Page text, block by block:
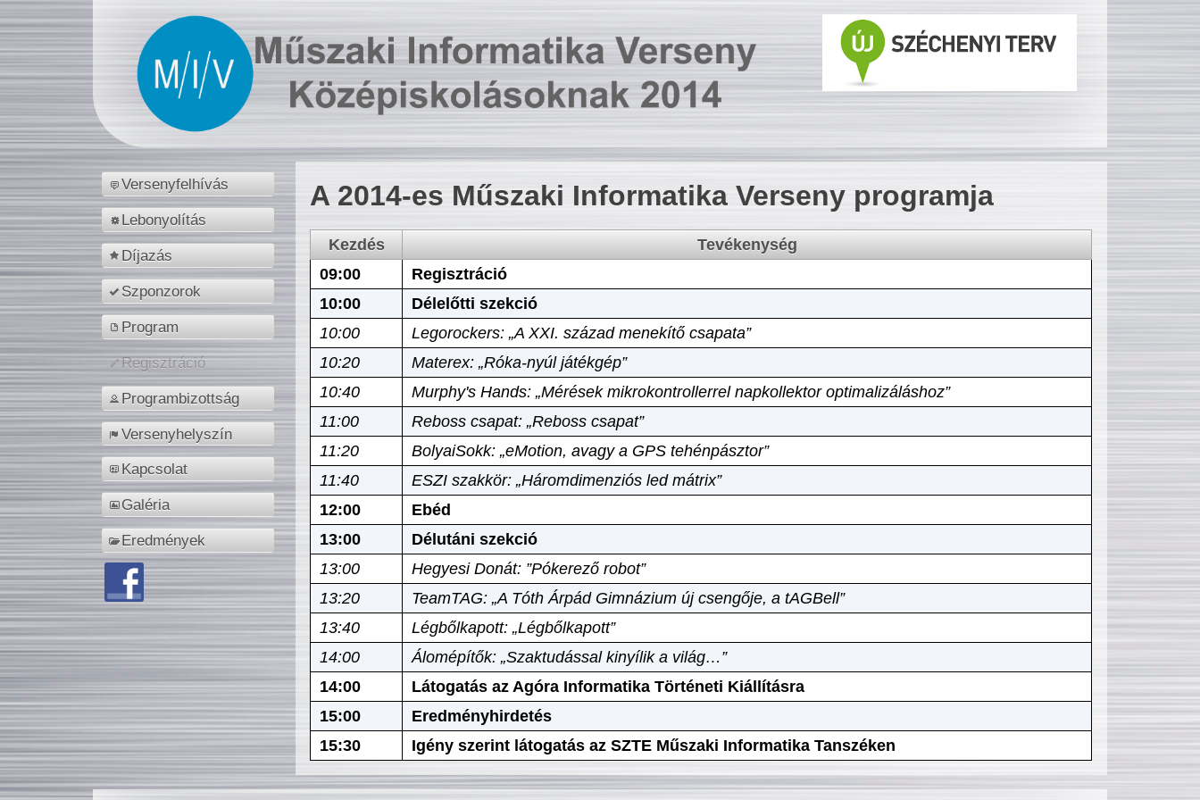
Versenyfelhívás
Lebonyolítás
Díjazás
Szponzorok
Program
Regisztráció
Programbizottság
Versenyhelyszín
Kapcsolat
Galéria
Eredmények
A 2014-es Műszaki Informatika Verseny programja
Kezdés
Tevékenység
09:00
Regisztráció
10:00
Délelőtti szekció
10:00
Legorockers: „A XXI. század menekítő csapata”
10:20
Materex: „Róka-nyúl játékgép”
10:40
Murphy's Hands: „Mérések mikrokontrollerrel napkollektor optimalizáláshoz”
11:00
Reboss csapat: „Reboss csapat”
11:20
BolyaiSokk: „eMotion, avagy a GPS tehénpásztor”
11:40
ESZI szakkör: „Háromdimenziós led mátrix”
12:00
Ebéd
13:00
Délutáni szekció
13:00
Hegyesi Donát: ”Pókerező robot”
13:20
TeamTAG: „A Tóth Árpád Gimnázium új csengője, a tAGBell”
13:40
Légbőlkapott: „Légbőlkapott”
14:00
Álomépítők: „Szaktudással kinyílik a világ…”
14:00
Látogatás az Agóra Informatika Történeti Kiállításra
15:00
Eredményhirdetés
15:30
Igény szerint látogatás az SZTE Műszaki Informatika Tanszéken